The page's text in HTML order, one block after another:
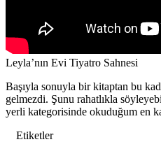
Leyla’nın Evi Tiyatro Sahnesi
Başıyla sonuyla bir kitaptan bu
gelmezdi. Şunu rahatlıkla
yerli kategorisinde okuduğum en
Etiketler